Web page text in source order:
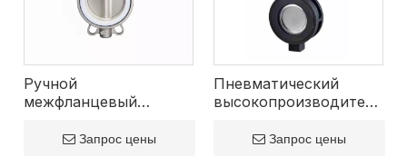
клапаны предлагают гибкость, легкую установку
и низкие требования к техническому
обслуживанию. Промышленные клапаны
поддерживают эффективное управление
процессами, безопасность эксплуатации и
оптимизация управления жидкостью и
Ручной
межфланцевый
седлом из EPDM
Запрос цены
Пневматический
Запрос цены